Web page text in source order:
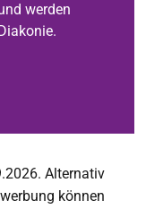
werden
Alternativ
können